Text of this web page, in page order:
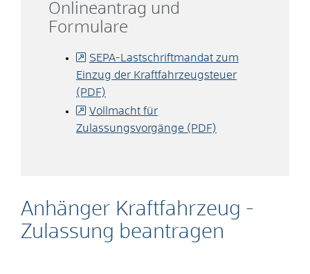
Anhänger Kraftfahrzeug -
Zulassung beantragen
Onlineantrag und
Formulare
SEPA-Lastschriftmandat zum
Einzug der Kraftfahrzeugsteuer
(PDF)
Vollmacht für
Zulassungsvorgänge (PDF)